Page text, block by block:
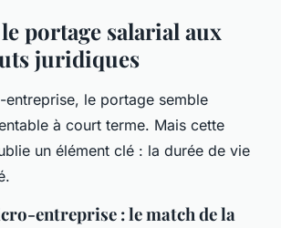
portage salarial aux
juridiques
entreprise, le portage semble
à court terme. Mais cette
un élément clé : la durée de vie
entreprise : le match de la